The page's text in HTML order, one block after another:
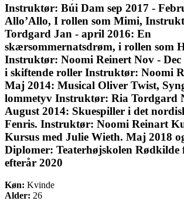
Instruktør: Búi Dam sep 2017 -
Allo’Allo, I rollen som Mimi,
Tordgard Jan - april 2016: En
skærsommernatsdrøm, i rollen som
Instruktør: Noomi Reinert Nov - Dec
i skiftende roller Instruktør: Noomi
Maj 2014: Musical Oliver Twist,
lommetyv Instruktør: Ria Tordgard
August 2014: Skuespiller i det
Fenris. Instruktør: Noomi Reinart
Kursus med Julie Wieth. Maj 2018
Diplomer: Teaterhøjskolen Rødkilde
efterår 2020
Køn: Kvinde
Alder: 26